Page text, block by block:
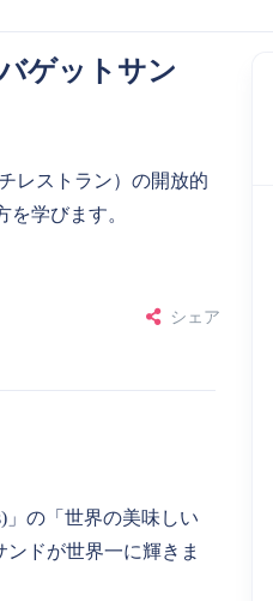
ゲットサン
レストラン）の開放的
学びます。
シェア
」の「世界の美味しい
ドが世界一に輝きま